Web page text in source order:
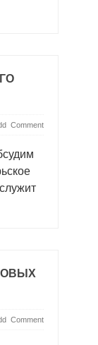
Comment
Comment